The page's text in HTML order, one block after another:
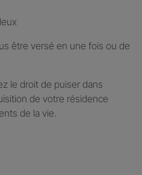
être versé en une fois ou de
le droit de puiser dans
de votre résidence
de la vie.